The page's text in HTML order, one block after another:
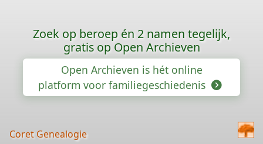
Zoek op beroep én 2 namen tegelijk,
gratis op Open Archieven
Open Archieven is hét online
platform voor familiegeschiedenis
Coret Genealogie